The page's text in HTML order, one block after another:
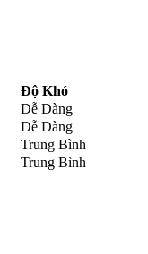
Độ Khó
Dễ Dàng
Dễ Dàng
Trung Bình
Trung Bình